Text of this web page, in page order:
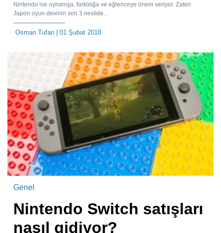
Nintendo ise oynanışa, farklılığa ve eğlenceye önem veriyor. Zaten
Japon oyun devinin son 3 nesilde...
Osman Tufan | 01 Şubat 2018
Genel
Nintendo Switch satışları
nasıl gidiyor?